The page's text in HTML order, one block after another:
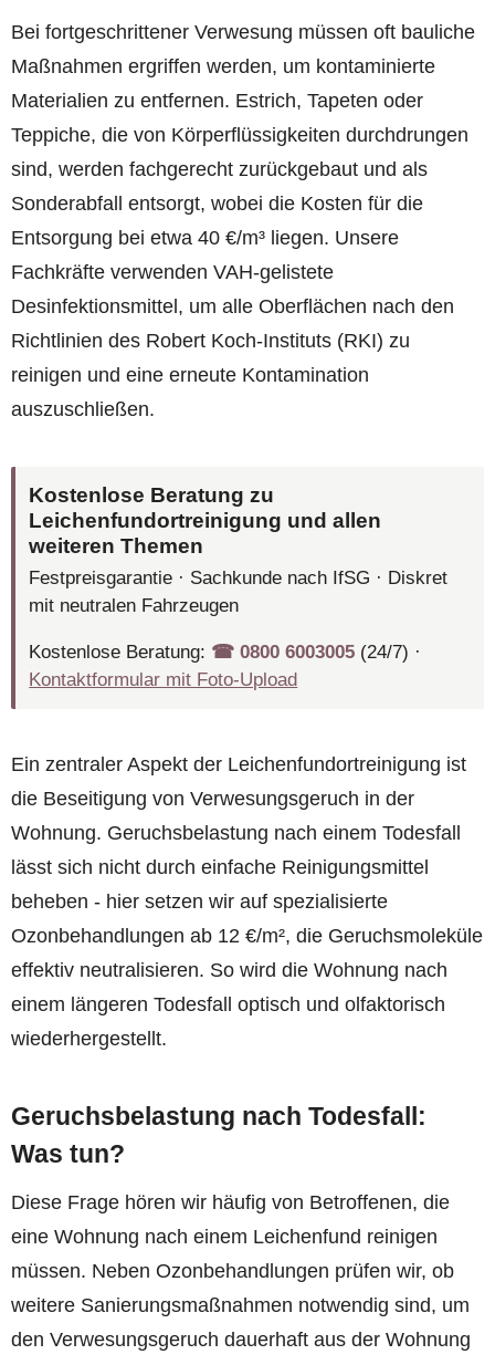
Bei fortgeschrittener Verwesung müssen oft bauliche
Maßnahmen ergriffen werden, um kontaminierte
Materialien zu entfernen. Estrich, Tapeten oder
Teppiche, die von Körperflüssigkeiten durchdrungen
sind, werden fachgerecht zurückgebaut und als
Sonderabfall entsorgt, wobei die Kosten für die
Entsorgung bei etwa 40 €/m³ liegen. Unsere
Fachkräfte verwenden VAH-gelistete
Desinfektionsmittel, um alle Oberflächen nach den
Richtlinien des Robert Koch-Instituts (RKI) zu
reinigen und eine erneute Kontamination
auszuschließen.
Kostenlose Beratung zu
Leichenfundortreinigung und allen
weiteren Themen
Festpreisgarantie · Sachkunde nach IfSG · Diskret
mit neutralen Fahrzeugen
Kostenlose Beratung: ☎︎ 0800 6003005 (24/7) ·
Kontaktformular mit Foto-Upload
Ein zentraler Aspekt der Leichenfundortreinigung ist
die Beseitigung von Verwesungsgeruch in der
Wohnung. Geruchsbelastung nach einem Todesfall
lässt sich nicht durch einfache Reinigungsmittel
beheben - hier setzen wir auf spezialisierte
Ozonbehandlungen ab 12 €/m², die Geruchsmoleküle
effektiv neutralisieren. So wird die Wohnung nach
einem längeren Todesfall optisch und olfaktorisch
wiederhergestellt.
Geruchsbelastung nach Todesfall:
Was tun?
Diese Frage hören wir häufig von Betroffenen, die
eine Wohnung nach einem Leichenfund reinigen
müssen. Neben Ozonbehandlungen prüfen wir, ob
weitere Sanierungsmaßnahmen notwendig sind, um
den Verwesungsgeruch dauerhaft aus der Wohnung